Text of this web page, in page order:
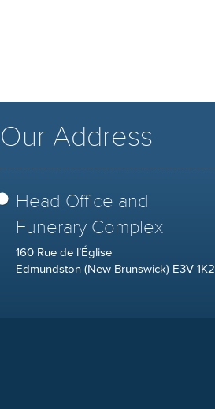
Our Address
Head Office and
Funerary Complex
160 Rue de l’Église
Edmundston (New Brunswick) E3V 1K2